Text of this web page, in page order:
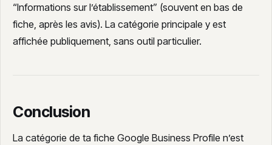
“Informations sur l’établissement” (souvent en bas de
fiche, après les avis). La catégorie principale y est
affichée publiquement, sans outil particulier.
Conclusion
La catégorie de ta fiche Google Business Profile n’est